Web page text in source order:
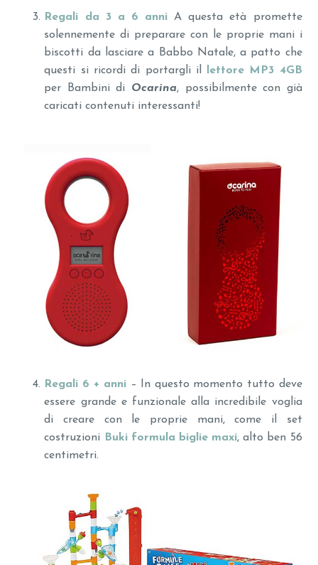
Regali da 3 a 6 anni A questa età promette
solennemente di preparare con le proprie mani i
biscotti da lasciare a Babbo Natale, a patto che
questi si ricordi di portargli il lettore MP3 4GB
per Bambini di Ocarina, possibilmente con già
caricati contenuti interessanti!
Regali 6 + anni – In questo momento tutto deve
essere grande e funzionale alla incredibile voglia
di creare con le proprie mani, come il set
costruzioni
Buki formula biglie maxi, alto ben 56
centimetri.